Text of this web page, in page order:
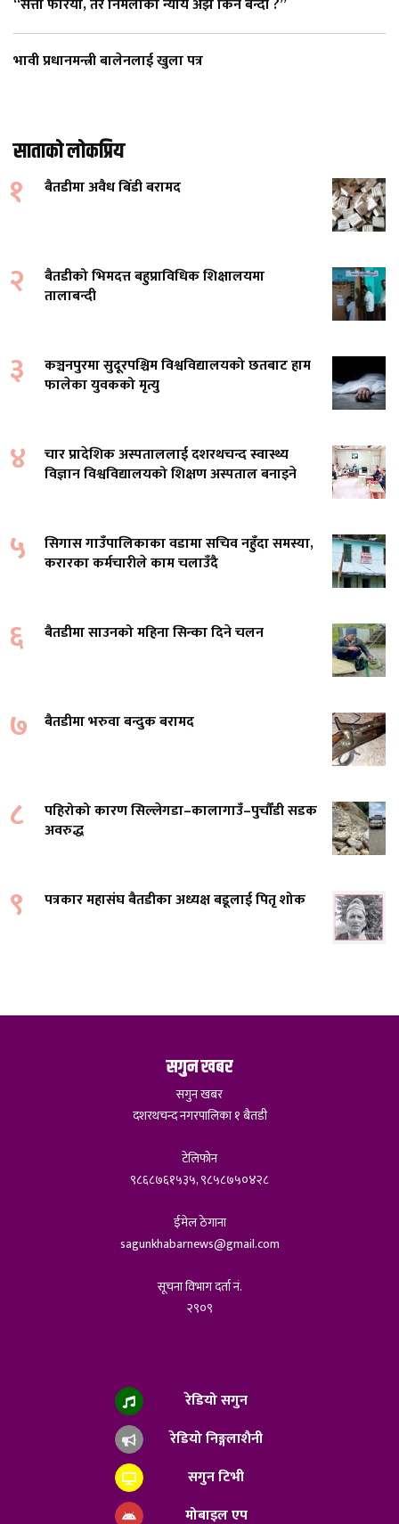
“सत्ता फेरियो, तर निर्मलाको न्याय अझै किन बन्दी ?”
भावी प्रधानमन्त्री बालेनलाई खुला पत्र
साताको लोकप्रिय
१ बैतडीमा अवैध बिँडी बरामद
२
बैतडीको भिमदत्त बहुप्राविधिक शिक्षालयमा
तालाबन्दी
३
कञ्चनपुरमा सुदूरपश्चिम विश्वविद्यालयको छतबाट हाम
फालेका युवकको मृत्यु
४
चार प्रादेशिक अस्पताललाई दशरथचन्द स्वास्थ्य
विज्ञान विश्वविद्यालयको शिक्षण अस्पताल बनाइने
५
सिगास गाउँपालिकाका वडामा सचिव नहुँदा समस्या,
करारका कर्मचारीले काम चलाउँदै
६ बैतडीमा साउनको महिना सिन्का दिने चलन
७ बैतडीमा भरुवा बन्दुक बरामद
८
पहिरोको कारण सिल्लेगडा–कालागाउँ–पुर्चौंडी सडक
अवरुद्ध
९ पत्रकार महासंघ बैतडीका अध्यक्ष बडूलाई पितृ शोक
सगुन खबर
सगुन खबर
दशरथचन्द नगरपालिका १ बैतडी
टेलिफोन
९८६८७६१५३५, ९८५८७५०४२८
ईमेल ठेगाना
sagunkhabarnews@gmail.com
सूचना विभाग दर्ता नं.
२९०९
रेडियो सगुन
रेडियो निङ्गलाशैनी
सगुन टिभी
मोबाइल एप